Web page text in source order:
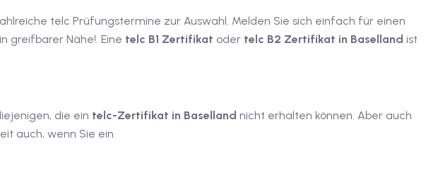
telc Prüfungstermine zur Auswahl. Melden Sie sich einfach für einen
greifbarer Nähe!. Eine telc B1 Zertifikat oder telc B2 Zertifikat in Baselland ist
die ein telc-Zertifikat in Baselland nicht erhalten können. Aber auch
auch, wenn Sie ein